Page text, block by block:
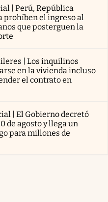
| Perú, República
prohíben el ingreso al
que posterguen la
| Los inquilinos
en la vivienda incluso
el contrato en
| El Gobierno decretó
de agosto y llega un
para millones de